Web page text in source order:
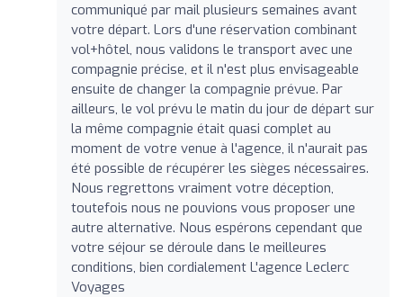
communiqué par mail plusieurs semaines avant
votre départ. Lors d'une réservation combinant
vol+hôtel, nous validons le transport avec une
compagnie précise, et il n'est plus envisageable
ensuite de changer la compagnie prévue. Par
ailleurs, le vol prévu le matin du jour de départ sur
la même compagnie était quasi complet au
moment de votre venue à l'agence, il n'aurait pas
été possible de récupérer les sièges nécessaires.
Nous regrettons vraiment votre déception,
toutefois nous ne pouvions vous proposer une
autre alternative. Nous espérons cependant que
votre séjour se déroule dans le meilleures
conditions, bien cordialement L'agence Leclerc
Voyages